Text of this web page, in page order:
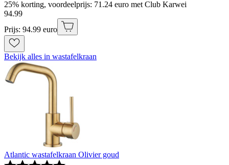
25% korting, voordeelprijs: 71.24 euro met Club Karwei
94.99
Prijs: 94.99 euro
Bekijk alles in wastafelkraan
Atlantic wastafelkraan Olivier goud